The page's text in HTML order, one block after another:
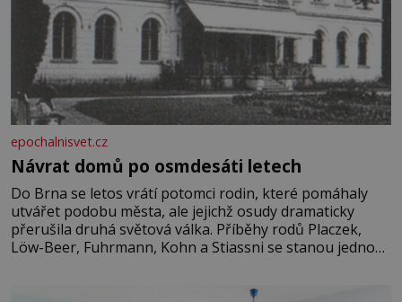
epochalnisvet.cz
Návrat domů po osmdesáti letech
Do Brna se letos vrátí potomci rodin, které pomáhaly
utvářet podobu města, ale jejichž osudy dramaticky
přerušila druhá světová válka. Příběhy rodů Placzek,
Löw-Beer, Fuhrmann, Kohn a Stiassni se stanou jednou